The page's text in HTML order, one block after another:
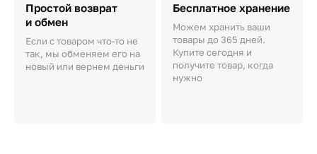
Простой возврат
и обмен
Если с товаром что-то не
так, мы обменяем его на
новый или вернем деньги
Бесплатное хранение
Можем хранить ваши
товары до 365 дней.
Купите сегодня и
получите товар, когда
нужно